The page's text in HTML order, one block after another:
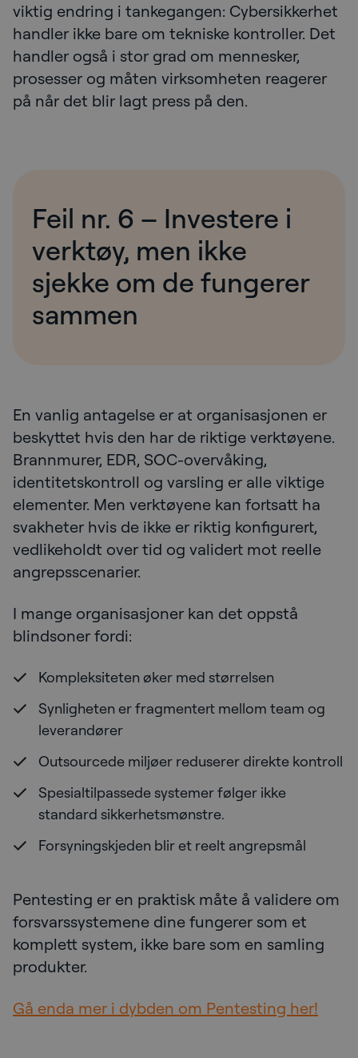
viktig endring i tankegangen: Cybersikkerhet
handler ikke bare om tekniske kontroller. Det
handler også i stor grad om mennesker,
prosesser og måten virksomheten reagerer
på når det blir lagt press på den.
Feil nr. 6 – Investere i
verktøy, men ikke
sjekke om de fungerer
sammen
En vanlig antagelse er at organisasjonen er
beskyttet hvis den har de riktige verktøyene.
Brannmurer, EDR, SOC-overvåking,
identitetskontroll og varsling er alle viktige
elementer. Men verktøyene kan fortsatt ha
svakheter hvis de ikke er riktig konfigurert,
vedlikeholdt over tid og validert mot reelle
angrepsscenarier.
I mange organisasjoner kan det oppstå
blindsoner fordi:
Kompleksiteten øker med størrelsen
Synligheten er fragmentert mellom team og
leverandører
Outsourcede miljøer reduserer direkte kontroll
Spesialtilpassede systemer følger ikke
standard sikkerhetsmønstre.
Forsyningskjeden blir et reelt angrepsmål
Pentesting er en praktisk måte å validere om
forsvarssystemene dine fungerer som et
komplett system, ikke bare som en samling
produkter.
Gå enda mer i dybden om Pentesting her!